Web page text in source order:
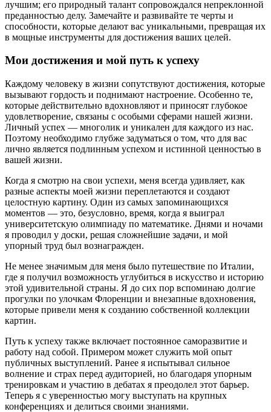
лучшим; его природный талант сопровождался непреклонной
преданностью делу. Замечайте и развивайте те черты и
способности, которые делают вас уникальными, превращая их
в мощные инструменты для достижения ваших целей.
Мои достижения и мой путь к успеху
Каждому человеку в жизни сопутствуют достижения, которые
вызывают гордость и поднимают настроение. Особенно те,
которые действительно вдохновляют и приносят глубокое
удовлетворение, связаны с особыми сферами нашей жизни.
Личный успех — многолик и уникален для каждого из нас.
Поэтому необходимо глубже задуматься о том, что для вас
лично является подлинным успехом и истинной ценностью в
вашей жизни.
Когда я смотрю на свои успехи, меня всегда удивляет, как
разные аспекты моей жизни переплетаются и создают
целостную картину. Один из самых запоминающихся
моментов — это, безусловно, время, когда я выиграл
университетскую олимпиаду по математике. Днями и ночами
я проводил у доски, решая сложнейшие задачи, и мой
упорный труд был вознагражден.
Не менее значимым для меня было путешествие по Италии,
где я получил возможность углубиться в искусство и историю
этой удивительной страны. Я до сих пор вспоминаю долгие
прогулки по улочкам Флоренции и внезапные вдохновения,
которые привели меня к созданию собственной коллекции
картин.
Путь к успеху также включает постоянное саморазвитие и
работу над собой. Примером может служить мой опыт
публичных выступлений. Ранее я испытывал сильное
волнение и страх перед аудиторией, но благодаря упорным
тренировкам и участию в дебатах я преодолел этот барьер.
Теперь я с уверенностью могу выступать на крупных
конференциях и делиться своими знаниями.